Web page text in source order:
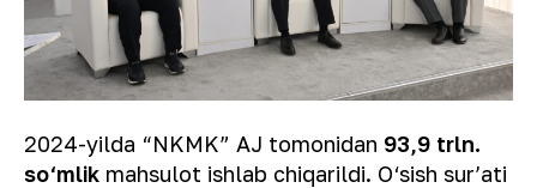
2024-yilda “NKMK” AJ tomonidan 93,9 trln.
so‘mlik mahsulot ishlab chiqarildi. O‘sish sur’ati